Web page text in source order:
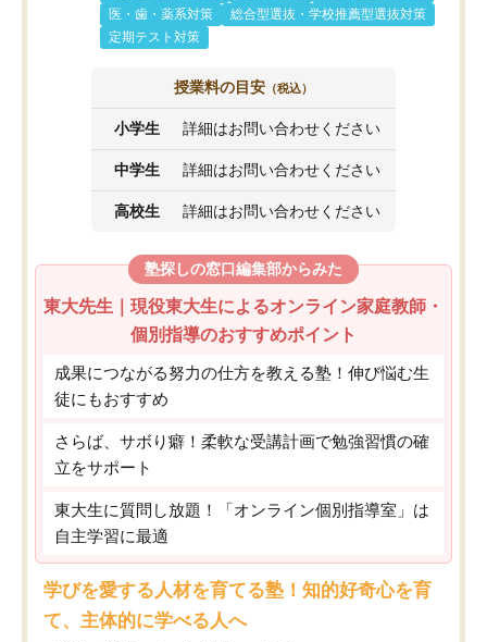
医・歯・薬系対策
総合型選抜・学校推薦型選抜対策
定期テスト対策
授業料の目安 （税込）
小学生 詳細はお問い合わせください
中学生 詳細はお問い合わせください
高校生 詳細はお問い合わせください
塾探しの窓口編集部からみた
東大先生｜現役東大生によるオンライン家庭教師・
個別指導のおすすめポイント
成果につながる努力の仕方を教える塾！伸び悩む生
徒にもおすすめ
さらば、サボり癖！柔軟な受講計画で勉強習慣の確
立をサポート
東大生に質問し放題！「オンライン個別指導室」は
自主学習に最適
学びを愛する人材を育てる塾！知的好奇心を育
て、主体的に学べる人へ